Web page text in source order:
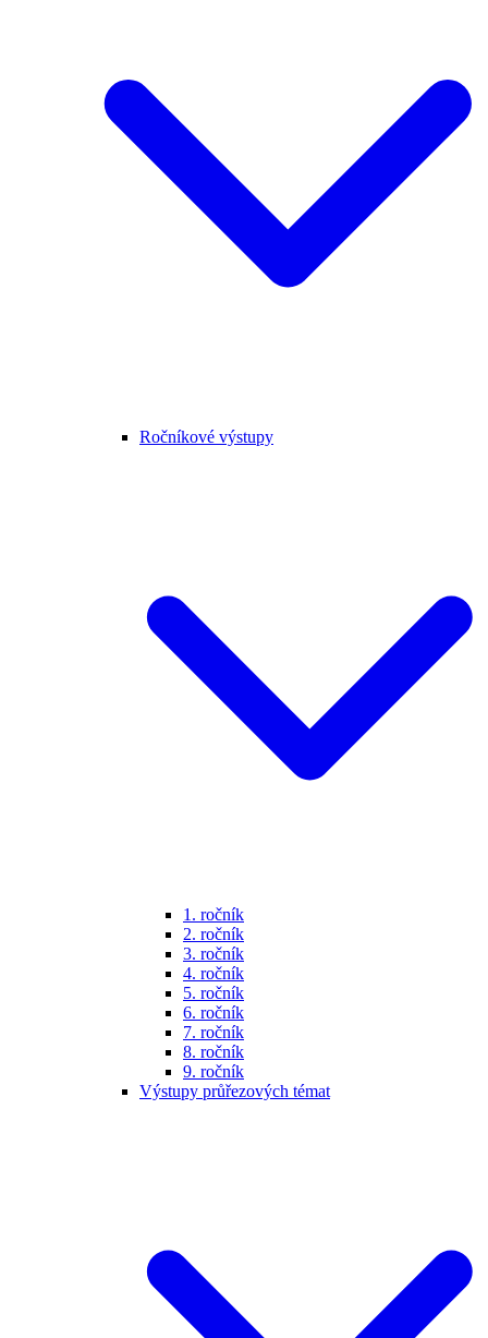
Ročníkové výstupy
1. ročník
2. ročník
3. ročník
4. ročník
5. ročník
6. ročník
7. ročník
8. ročník
9. ročník
Výstupy průřezových témat